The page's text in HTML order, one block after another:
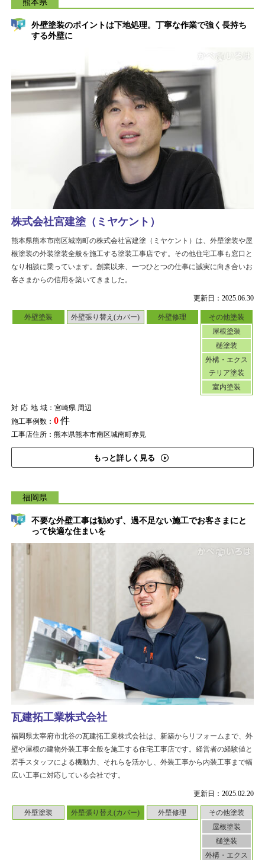
熊本県
外壁塗装のポイントは下地処理。丁寧な作業で強く長持ち
する外壁に
更新日：2025.06.30
外壁塗装 外壁張り替え(カバー) 外壁修理
その他塗装
屋根塗装
樋塗装
外構・エクス
テリア塗装
室内塗装
対応地域：宮崎県 周辺
施工事例数： 0件
工事店住所：熊本県熊本市南区城南町赤見
もっと詳しく見る
株式会社宮建塗（ミヤケント）
熊本県熊本市南区城南町の株式会社宮建塗（ミヤケント）は、外壁塗装や屋
根塗装の外装塗装全般を施工する塗装工事店です。その他住宅工事も窓口と
なり相談に乗っています。創業以来、一つひとつの仕事に誠実に向き合いお
客さまからの信用を築いてきました。
福岡県
不要な外壁工事は勧めず、過不足ない施工でお客さまにと
って快適な住まいを
更新日：2025.02.20
外壁塗装 外壁張り替え(カバー) 外壁修理
その他塗装
屋根塗装
樋塗装
外構・エクス
瓦建拓工業株式会社
福岡県太宰府市北谷の瓦建拓工業株式会社は、新築からリフォームまで、外
壁や屋根の建物外装工事全般を施工する住宅工事店です。経営者の経験値と
若手スタッフによる機動力、それらを活かし、外装工事から内装工事まで幅
広い工事に対応している会社です。